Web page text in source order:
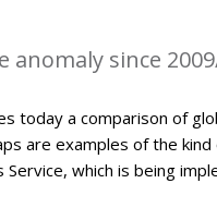
anomaly since
today a comparison of
are examples of the
which is being